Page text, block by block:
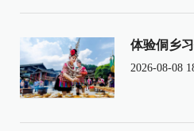
体验侗乡
2026-08-08